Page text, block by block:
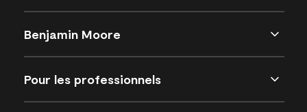
Benjamin Moore
Pour les professionnels